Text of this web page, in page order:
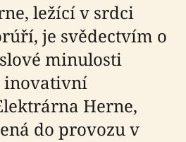
ležící v srdci
je svědectvím o
minulosti
inovativní
Herne,
do provozu v